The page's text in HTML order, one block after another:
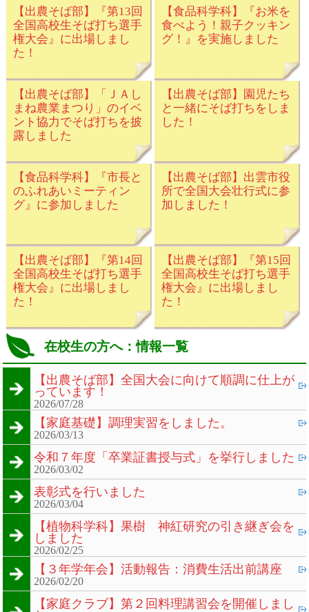
【出農そば部】『第13回
全国高校生そば打ち選手
権大会』に出場しまし
た！
【食品科学科】『お米を
食べよう！親子クッキン
グ！』を実施しました
【出農そば部】「ＪＡし
まね農業まつり」のイベ
ント協力でそば打ちを披
露しました
【出農そば部】園児たち
と一緒にそば打ちをしま
した！
【食品科学科】『市長と
のふれあいミーティン
グ』に参加しました
【出農そば部】出雲市役
所で全国大会壮行式に参
加しました！
【出農そば部】『第14回
全国高校生そば打ち選手
権大会』に出場しまし
た！
【出農そば部】『第15回
全国高校生そば打ち選手
権大会』に出場しまし
た！
在校生の方へ：情報一覧
【出農そば部】全国大会に向けて順調に仕上が
っています！
2026/07/28
【家庭基礎】調理実習をしました。
2026/03/13
令和７年度「卒業証書授与式」を挙行しました
2026/03/02
表彰式を行いました
2026/03/04
【植物科学科】果樹 神紅研究の引き継ぎ会を
しました
2026/02/25
【３年学年会】活動報告：消費生活出前講座
2026/02/20
【家庭クラブ】第２回料理講習会を開催しまし